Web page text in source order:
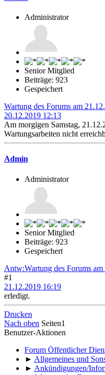
Administrator
Senior Mitglied
Beiträge: 923
Gespeichert
Wartung des Forums am
20.12.2019 12:13
Am morgigen Samstag,
Wartungsarbeiten nicht
Admin
Administrator
Senior Mitglied
Beiträge: 923
Gespeichert
Antw:Wartung des Forums
#1
21.12.2019 16:19
erledigt.
Drucken
Nach oben Seiten1
Benutzer-Aktionen
Forum Öffentlicher
► Allgemeines und
► Ankündigungen/